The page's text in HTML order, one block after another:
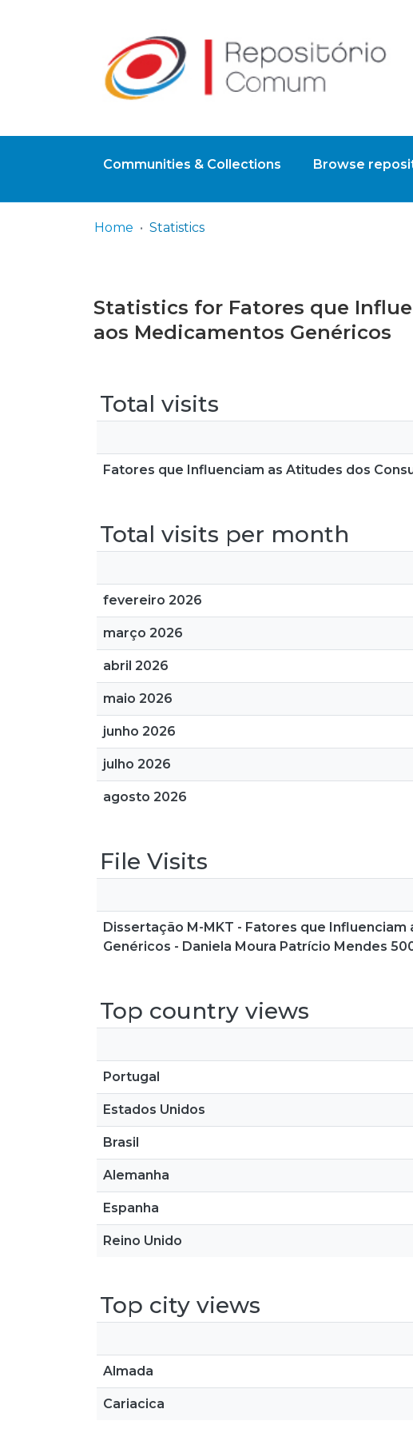
Communities & Collections Browse
Home Statistics
Statistics for Fatores que
aos Medicamentos Genéricos
Total visits
Fatores que Influenciam as Atitudes dos
Total visits per month
fevereiro 2026
março 2026
abril 2026
maio 2026
junho 2026
julho 2026
agosto 2026
File Visits
Dissertação M-MKT - Fatores que
Genéricos - Daniela Moura Patrício Mendes
Top country views
Portugal
Estados Unidos
Brasil
Alemanha
Espanha
Reino Unido
Top city views
Almada
Cariacica